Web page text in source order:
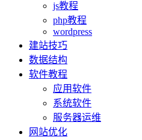
js教程
php教程
wordpress
建站技巧
数据结构
软件教程
应用软件
系统软件
服务器运维
网站优化